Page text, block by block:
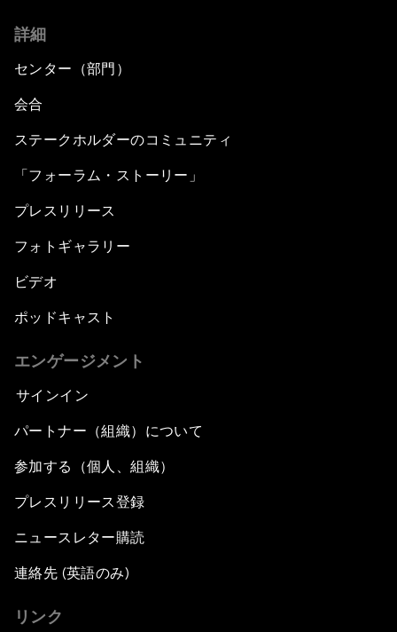
詳細
センター（部門）
会合
ステークホルダーのコミュニティ
「フォーラム・ストーリー」
プレスリリース
フォトギャラリー
ビデオ
ポッドキャスト
エンゲージメント
サインイン
パートナー（組織）について
参加する（個人、組織）
プレスリリース登録
ニュースレター購読
連絡先 (英語のみ)
リンク